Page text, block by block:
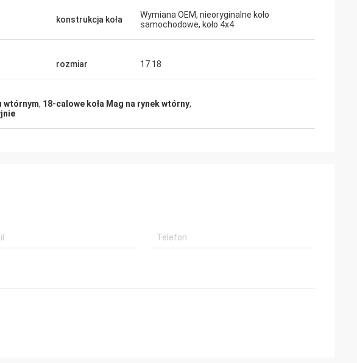
konstrukcja koła
Wymiana OEM, nieoryginalne koło
samochodowe, koło 4x4
rozmiar 17 18
wtórnym, 18-calowe koła Mag na rynek wtórny,